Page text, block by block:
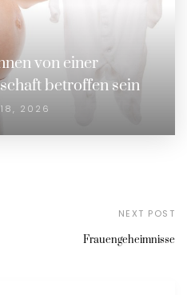
von einer
betroffen sein
18, 2026
NEXT POST
Frauengeheimnisse